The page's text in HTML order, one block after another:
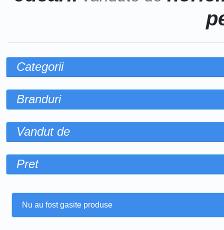
Categorii
Branduri
Vandut de
Pret
Nu au fost gasite produse